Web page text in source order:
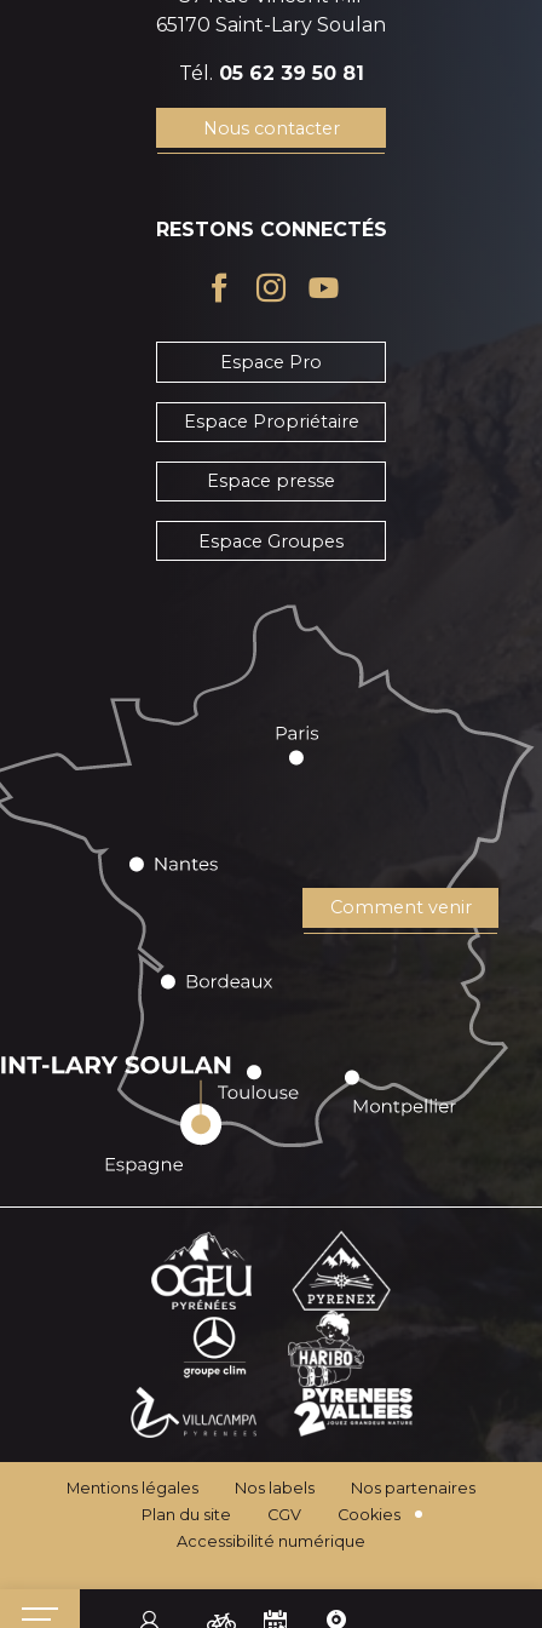
65170 Saint-Lary Soulan
Tél. 05 62 39 50 81
Nous contacter
RESTONS CONNECTÉS
Espace Pro
Espace Propriétaire
Espace presse
Espace Groupes
Comment venir
Mentions légales Nos labels
Nos partenaires
Plan du site
CGV
Cookies
Accessibilité numérique